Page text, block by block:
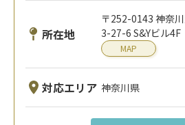
所在地
〒252-0143 神奈
3-27-6 S&Yビル4F
MAP
対応エリア 神奈川県